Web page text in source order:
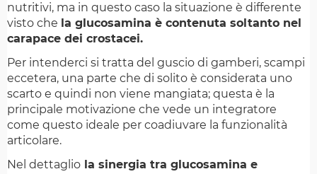
nutritivi, ma in questo caso la situazione è differente
visto che la glucosamina è contenuta soltanto nel
carapace dei crostacei.
Per intenderci si tratta del guscio di gamberi, scampi
eccetera, una parte che di solito è considerata uno
scarto e quindi non viene mangiata; questa è la
principale motivazione che vede un integratore
come questo ideale per coadiuvare la funzionalità
articolare.
Nel dettaglio la sinergia tra glucosamina e